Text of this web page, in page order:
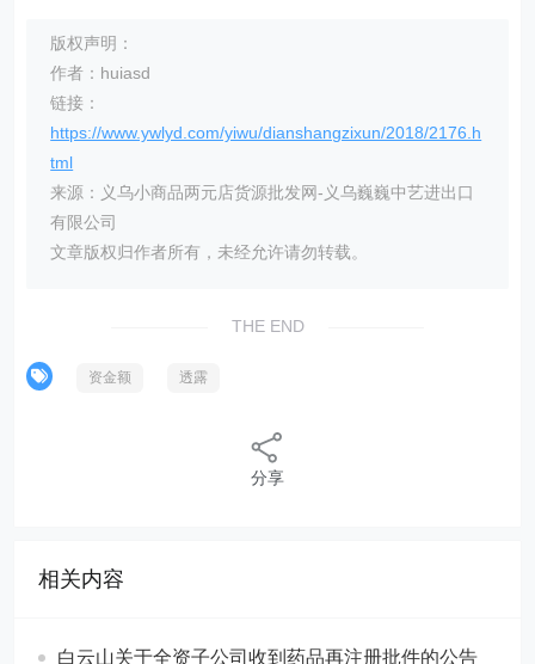
版权声明：
作者：huiasd
链接：
https://www.ywlyd.com/yiwu/dianshangzixun/2018/2176.h
tml
来源：义乌小商品两元店货源批发网-义乌巍巍中艺进出口
有限公司
文章版权归作者所有，未经允许请勿转载。
THE END
资金额 透露
分享
相关内容
白云山关于全资子公司收到药品再注册批件的公告